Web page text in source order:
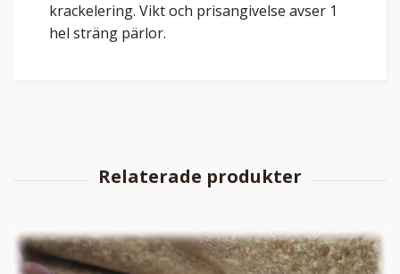
krackelering. Vikt och prisangivelse avser 1
hel sträng pärlor.